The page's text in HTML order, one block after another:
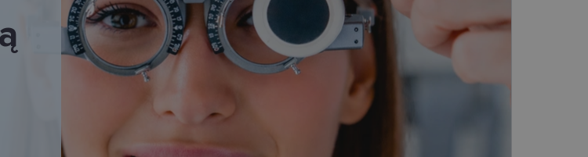
slapukai Rinkodaros slapukai Funkciniai slapukai
turinį bei naudotis jo funkcijomis. Šie slapukai atpažįsta Jūsų įrenginį,
informacijos. Be šių slapukų tinklalapis neveiks tinkamai. Šie slapukai
Aprašymas